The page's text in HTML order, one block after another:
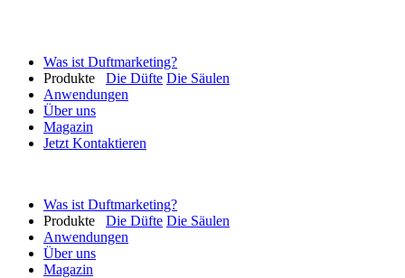
Was ist Duftmarketing?
Produkte
Die Düfte Die Säulen
Anwendungen
Über uns
Magazin
Jetzt Kontaktieren
Was ist Duftmarketing?
Produkte
Die Düfte Die Säulen
Anwendungen
Über uns
Magazin